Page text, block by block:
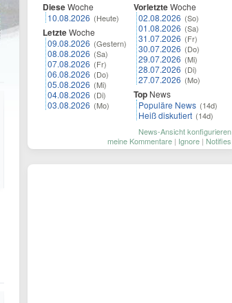
DieseWoche
10.08.2026 (Heute)
LetzteWoche
09.08.2026 (Gestern)
08.08.2026 (Sa)
07.08.2026 (Fr)
06.08.2026 (Do)
05.08.2026 (Mi)
04.08.2026 (Di)
03.08.2026 (Mo)
VorletzteWoche
02.08.2026 (So)
01.08.2026 (Sa)
31.07.2026 (Fr)
30.07.2026 (Do)
29.07.2026 (Mi)
28.07.2026 (Di)
27.07.2026 (Mo)
Top News
Populäre News (14d)
Heiß diskutiert (14d)
News-Ansicht konfigurieren
meine Kommentare | Ignore | Notifies